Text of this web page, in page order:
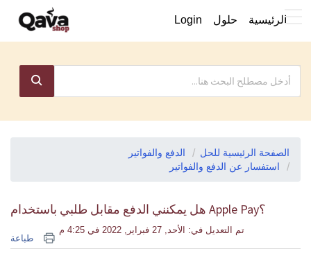
الرئيسية حلول Login
الصفحة الرئيسية للحل
الدفع والفواتير
استفسار عن الدفع والفواتير
؟Apple Pay هل يمكنني الدفع مقابل طلبي باستخدام
طباعة
تم التعديل في: الأحد, 27 فبراير, 2022 في 4:25 م